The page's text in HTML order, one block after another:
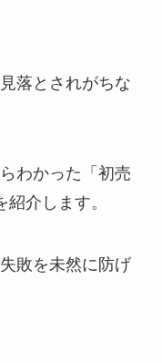
落とされがちな
わかった「初売
介します。
敗を未然に防げ